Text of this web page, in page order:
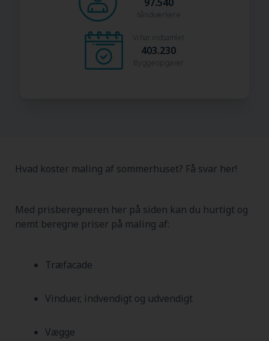
håndværkere
Vi har indsamlet
403.230
Byggeopgaver
Hvad koster maling af sommerhuset? Få svar her!
Med prisberegneren her på siden kan du hurtigt og
nemt beregne priser på maling af:
Træfacade
Vinduer, indvendigt og udvendigt
Vægge